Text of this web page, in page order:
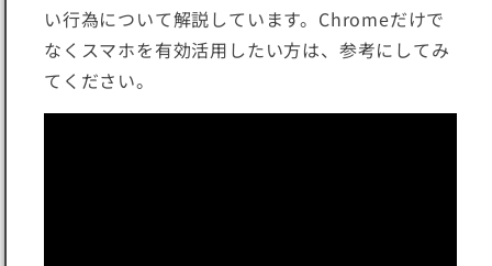
い行為について解説しています。Chromeだけで
なくスマホを有効活用したい方は、参考にしてみ
てください。